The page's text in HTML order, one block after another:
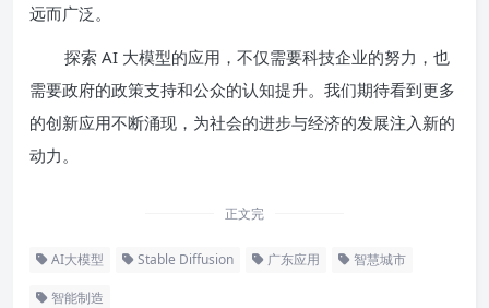
远而广泛。
探索 AI 大模型的应用，不仅需要科技企业的努力，也
需要政府的政策支持和公众的认知提升。我们期待看到更多
的创新应用不断涌现，为社会的进步与经济的发展注入新的
动力。
正文完
AI大模型 Stable Diffusion 广东应用 智慧城市
智能制造